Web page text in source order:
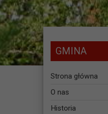
GMINA
Strona główna
O nas
Historia